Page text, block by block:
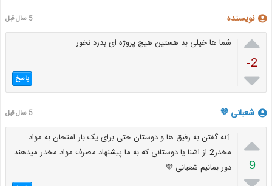
نویسنده 5 سال قبل

-2

شما ها خیلی بد هستین هیچ پروژه ای بدرد نخور
پاسخ
شعبانی 💜 5 سال قبل

9
1نه گفتن به رفیق ها و دوستان حتی برای یک بار امتحان به مواد
مخدر2 از اشنا یا دوستانی که به ما پیشنهاد مصرف مواد مخدر میدهند
دور بمانیم شعبانی 💜